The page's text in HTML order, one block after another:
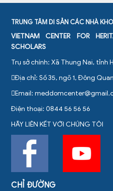
TRUNG TÂM DI SẢN CÁC NHÀ
VIETNAM CENTER FOR
SCHOLARS
Trụ sở chính: Xã Thung Nai, tỉnh
Địa chỉ: Số 35, ngõ 1, Đông
Email:
Điện thoại: 0844 56 56 56
HÃY LIÊN KẾT VỚI CHÚNG TÔI
CHỈ ĐƯỜNG